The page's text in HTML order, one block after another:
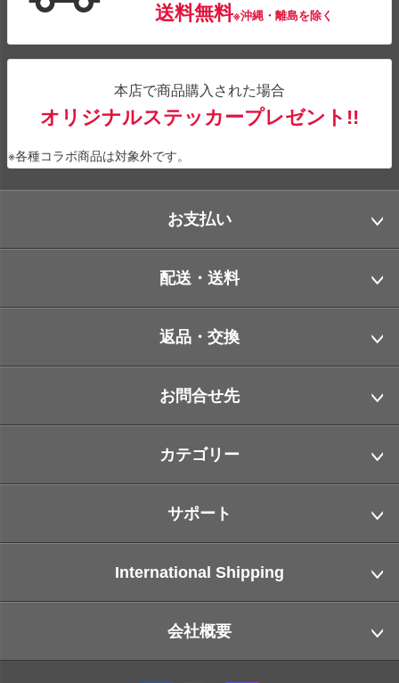
送料無料※沖縄・離島を除く
本店で商品購入された場合
オリジナルステッカープレゼント!!
※各種コラボ商品は対象外です。
お支払い
配送・送料
返品・交換
お問合せ先
カテゴリー
サポート
International Shipping
会社概要